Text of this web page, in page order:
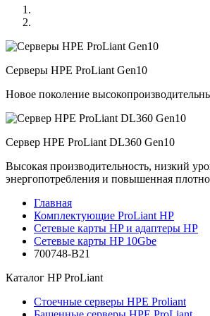
Серверы HPE ProLiant Gen10
Новое поколение
Сервер HPE ProLiant DL360 Gen10
Высокая производительность, низкий
энергопотребления и повышенная
Главная
Комплектующие ProLiant HP
Сетевые карты HP и адаптеры HP
Сетевые карты HP 10Gbe
700748-B21
Каталог HP ProLiant
Стоечные серверы HPE Proliant